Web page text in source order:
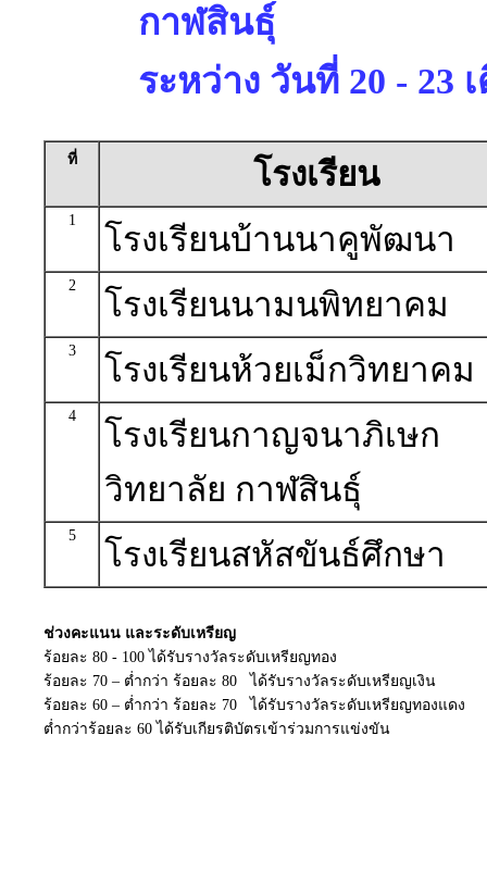
กาฬสินธุ์
ระหว่าง วันที่ 20 - 23
ที่ โรงเรียน
1
โรงเรียนบ้านนาคูพัฒนา
2
โรงเรียนนามนพิทยาคม
3
โรงเรียนห้วยเม็กวิทยาคม
4
โรงเรียนกาญจนาภิเษก
วิทยาลัย กาฬสินธุ์
5
โรงเรียนสหัสขันธ์ศึกษา
ช่วงคะแนน และระดับเหรียญ
ร้อยละ 80 - 100 ได้รับรางวัลระดับเหรียญทอง
ร้อยละ 70 – ต่ำกว่า ร้อยละ 80 ได้รับรางวัลระดับเหรียญเงิน
ร้อยละ 60 – ต่ำกว่า ร้อยละ 70 ได้รับรางวัลระดับเหรียญทองแดง
ต่ำกว่าร้อยละ 60 ได้รับเกียรติบัตรเข้าร่วมการแข่งขัน